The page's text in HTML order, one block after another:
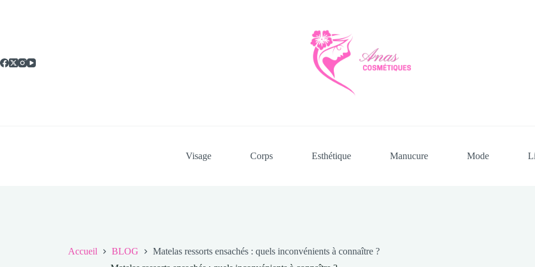
Visage Corps Esthétique Manucure Mode
Accueil BLOG
Matelas ressorts ensachés : quels inconvénients à connaître ?